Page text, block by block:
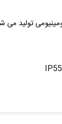
تولید می